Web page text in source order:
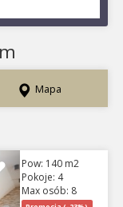
Mapa
NextPow: 140 m2
Pokoje: 4
Max osób: 8